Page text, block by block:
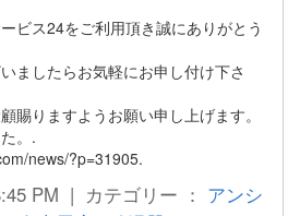
ビス24をご利用頂き誠にありがとう
ましたらお気軽にお申し付け下さ
賜りますようお願い申し上げます。
。.
news/?p=31905.
PM | カテゴリー ： アンシ